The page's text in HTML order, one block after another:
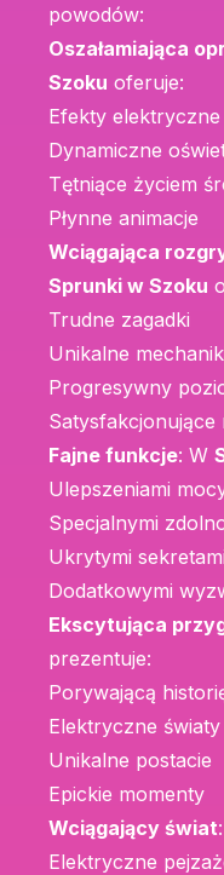
powodów:
Oszałamiająca
Szoku oferuje:
Efekty elektryczne
Dynamiczne
Tętniące życiem
Płynne animacje
Wciągająca
Sprunki w Szoku
Trudne zagadki
Unikalne
Progresywny
Satysfakcjonujące
Fajne funkcje: W
Ulepszeniami
Specjalnymi
Ukrytymi sekretami
Dodatkowymi
Ekscytująca
prezentuje:
Porywającą
Elektryczne światy
Unikalne postacie
Epickie momenty
Wciągający świat:
Elektryczne